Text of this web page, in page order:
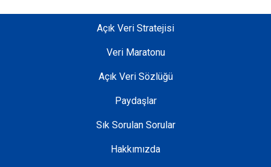
Açık Veri Stratejisi
Veri Maratonu
Açık Veri Sözlüğü
Paydaşlar
Sık Sorulan Sorular
Hakkımızda